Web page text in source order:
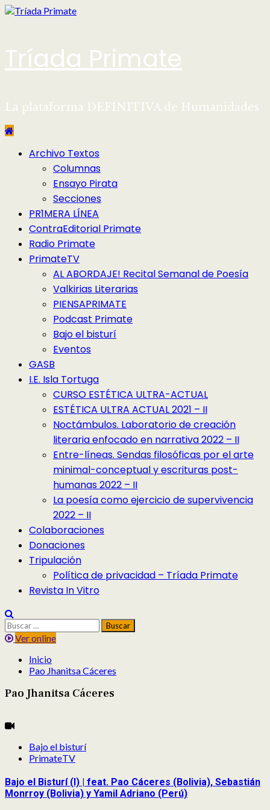
Saltar
Tríada Primate
La plataforma DEFINITIVA de Humanidades
Menú Archivo Textos
Columnas
Ensayo Pirata
Secciones
PR1MERA LÍNEA
ContraEditorial Primate
Radio Primate
PrimateTV
AL ABORDAJE! Recital Semanal de Poesía
Valkirias Literarias
PIENSAPRIMATE
Podcast Primate
Bajo el bisturí
Eventos
GASB
I.E. Isla Tortuga
CURSO ESTÉTICA ULTRA-ACTUAL
ESTÉTICA ULTRA ACTUAL 2021 – II
Noctámbulos. Laboratorio de creación
literaria enfocado en narrativa 2022 – II
Entre-líneas. Sendas filosóficas por el arte
minimal-conceptual y escrituras post-
humanas 2022 – II
La poesía como ejercicio de supervivencia
2022 – II
Colaboraciones
Donaciones
Tripulación
Política de privacidad – Tríada Primate
Revista In Vitro
Buscar:
Ver online
Inicio
Pao Jhanitsa Cáceres
Pao Jhanitsa Cáceres
Bajo el bisturí
PrimateTV
Bajo el Bisturí (I) | feat. Pao Cáceres (Bolivia), Sebastián
Monrroy (Bolivia) y Yamil Adriano (Perú)